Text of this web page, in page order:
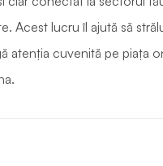
Acest lucru îl ajută să
atenția cuvenită pe piața